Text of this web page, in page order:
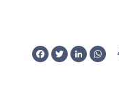
Facebook
TwitterLinkedIn